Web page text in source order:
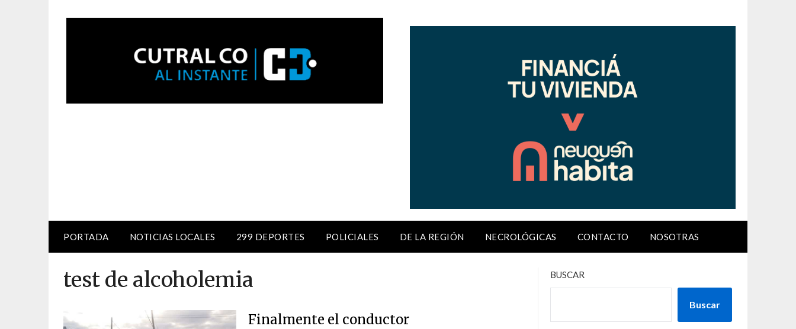
PORTADA NOTICIAS LOCALES 299 DEPORTES POLICIALES DE LA REGIÓN NECROLÓGICAS CONTACTO NOSOTRAS
test de alcoholemia
Finalmente el conductor
BUSCAR
Buscar